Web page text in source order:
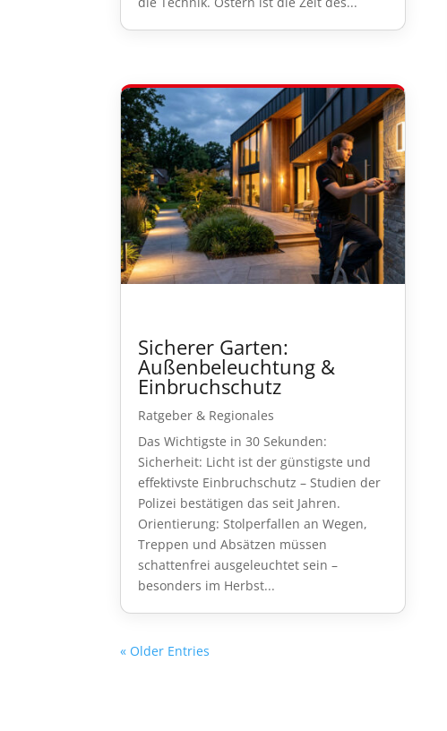
Sicherer Garten:
Außenbeleuchtung &
Einbruchschutz
Ratgeber & Regionales
Das Wichtigste in 30 Sekunden:
Sicherheit: Licht ist der günstigste und
effektivste Einbruchschutz – Studien der
Polizei bestätigen das seit Jahren.
Orientierung: Stolperfallen an Wegen,
Treppen und Absätzen müssen
schattenfrei ausgeleuchtet sein –
besonders im Herbst...
« Older Entries